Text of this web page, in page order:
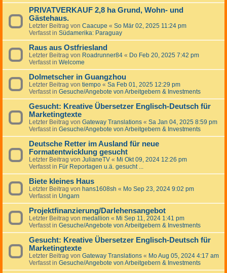
PRIVATVERKAUF 2,8 ha Grund, Wohn- und
Gästehaus.
Letzter Beitrag von Caacupe « So Mär 02, 2025 11:24 pm
Verfasst in Südamerika: Paraguay
Raus aus Ostfriesland
Letzter Beitrag von Roadrunner84 « Do Feb 20, 2025 7:42 pm
Verfasst in Welcome
Dolmetscher in Guangzhou
Letzter Beitrag von tiempo « Sa Feb 01, 2025 12:29 pm
Verfasst in Gesuche/Angebote von Arbeitgebern & Investments
Gesucht: Kreative Übersetzer Englisch-Deutsch für
Marketingtexte
Letzter Beitrag von Gateway Translations « Sa Jan 04, 2025 8:59 pm
Verfasst in Gesuche/Angebote von Arbeitgebern & Investments
Deutsche Retter im Ausland für neue
Formatentwicklung gesucht
Letzter Beitrag von JulianeTV « Mi Okt 09, 2024 12:26 pm
Verfasst in Für Reportagen u.ä. gesucht ...
Biete kleines Haus
Letzter Beitrag von hans1608sh « Mo Sep 23, 2024 9:02 pm
Verfasst in Ungarn
Projektfinanzierung/Darlehensangebot
Letzter Beitrag von medallion « Mi Sep 11, 2024 1:41 pm
Verfasst in Gesuche/Angebote von Arbeitgebern & Investments
Gesucht: Kreative Übersetzer Englisch-Deutsch für
Marketingtexte
Letzter Beitrag von Gateway Translations « Mo Aug 05, 2024 4:17 am
Verfasst in Gesuche/Angebote von Arbeitgebern & Investments